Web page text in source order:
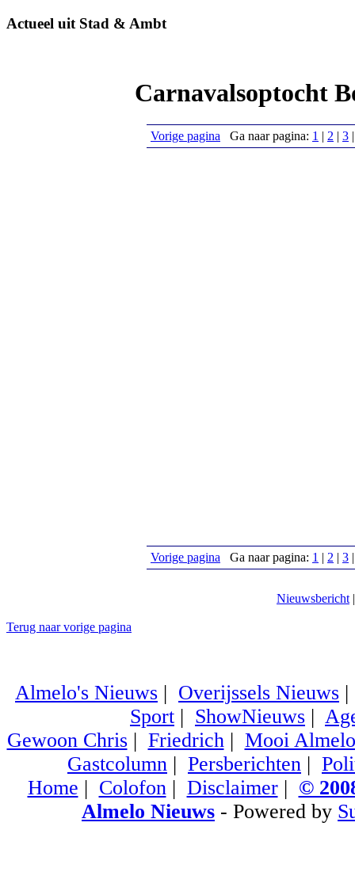
Actueel uit Stad & Ambt
Carnavalsoptocht
Vorige pagina Ga naar pagina: 1 | 2 | 3
Vorige pagina Ga naar pagina: 1 | 2 | 3
Nieuwsbericht
Terug naar vorige pagina
Almelo's Nieuws | Overijssels Nieuws
Sport | ShowNieuws |
Gewoon Chris| Friedrich| Mooi Almelo
Gastcolumn | Persberichten |
Home | Colofon| Disclaimer| ©
Almelo Nieuws - Powered by